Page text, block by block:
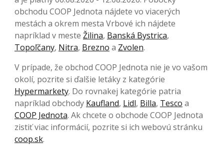
obchodu COOP Jednota nájdete vo viacerých
mestách a okrem mesta Vrbové ich nájdete
napríklad v meste Žilina, Banská Bystrica,
Topoľčany, Nitra, Brezno a Zvolen.
V prípade, že obchod COOP Jednota nie je vo vašom
okolí, pozrite si ďalšie letáky z kategórie
Hypermarkety. Do rovnakej kategórie patria
napríklad obchody Kaufland, Lidl, Billa, Tesco a
COOP Jednota. Ak chcete o obchode COOP Jednota
zistiť viac informácií, pozrite si ich webovú stránku
coop.sk.